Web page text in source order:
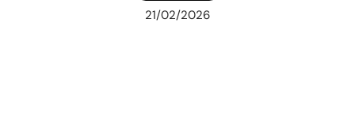
21/02/2026